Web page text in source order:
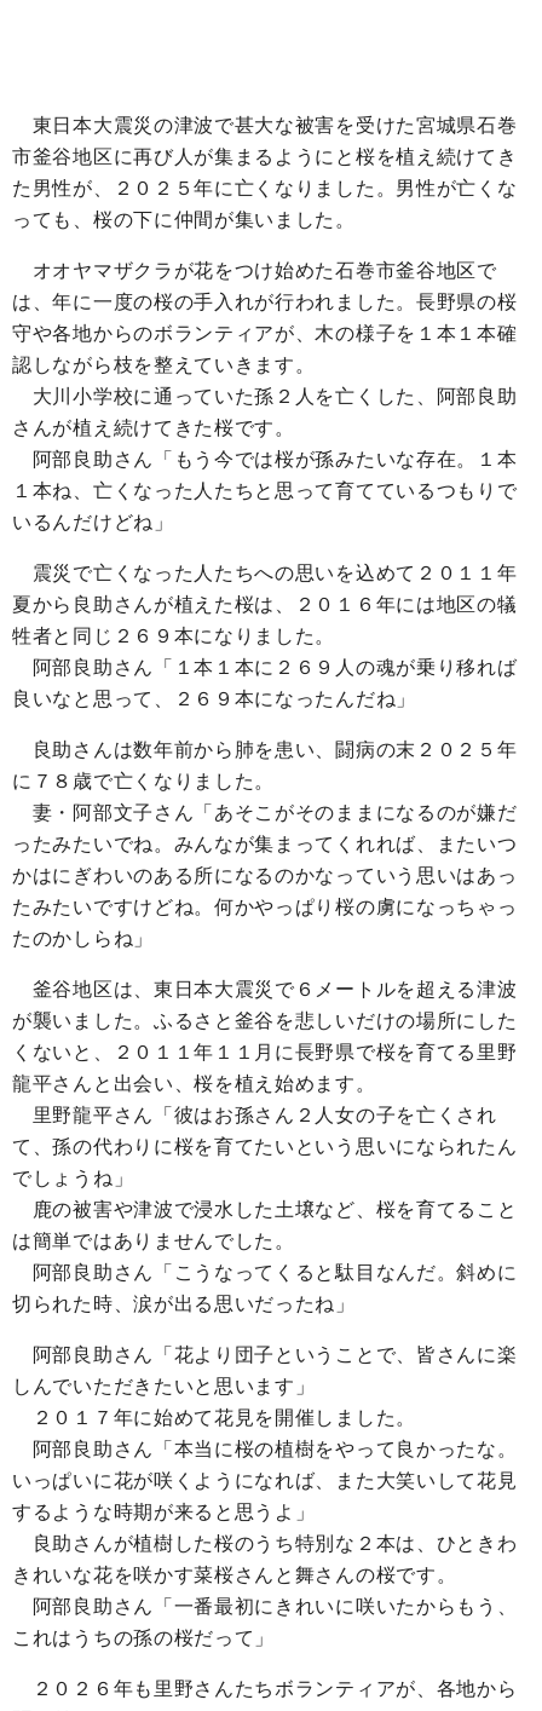
東日本大震災の津波で甚大な被害を受けた宮城県石巻
市釜谷地区に再び人が集まるようにと桜を植え続けてき
た男性が、２０２５年に亡くなりました。男性が亡くな
っても、桜の下に仲間が集いました。
オオヤマザクラが花をつけ始めた石巻市釜谷地区で
は、年に一度の桜の手入れが行われました。長野県の桜
守や各地からのボランティアが、木の様子を１本１本確
認しながら枝を整えていきます。
大川小学校に通っていた孫２人を亡くした、阿部良助
さんが植え続けてきた桜です。
阿部良助さん「もう今では桜が孫みたいな存在。１本
１本ね、亡くなった人たちと思って育てているつもりで
いるんだけどね」
震災で亡くなった人たちへの思いを込めて２０１１年
夏から良助さんが植えた桜は、２０１６年には地区の犠
牲者と同じ２６９本になりました。
阿部良助さん「１本１本に２６９人の魂が乗り移れば
良いなと思って、２６９本になったんだね」
良助さんは数年前から肺を患い、闘病の末２０２５年
に７８歳で亡くなりました。
妻・阿部文子さん「あそこがそのままになるのが嫌だ
ったみたいでね。みんなが集まってくれれば、またいつ
かはにぎわいのある所になるのかなっていう思いはあっ
たみたいですけどね。何かやっぱり桜の虜になっちゃっ
たのかしらね」
釜谷地区は、東日本大震災で６メートルを超える津波
が襲いました。ふるさと釜谷を悲しいだけの場所にした
くないと、２０１１年１１月に長野県で桜を育てる里野
龍平さんと出会い、桜を植え始めます。
里野龍平さん「彼はお孫さん２人女の子を亡くされ
て、孫の代わりに桜を育てたいという思いになられたん
でしょうね」
鹿の被害や津波で浸水した土壌など、桜を育てること
は簡単ではありませんでした。
阿部良助さん「こうなってくると駄目なんだ。斜めに
切られた時、涙が出る思いだったね」
阿部良助さん「花より団子ということで、皆さんに楽
しんでいただきたいと思います」
２０１７年に始めて花見を開催しました。
阿部良助さん「本当に桜の植樹をやって良かったな。
いっぱいに花が咲くようになれば、また大笑いして花見
するような時期が来ると思うよ」
良助さんが植樹した桜のうち特別な２本は、ひときわ
きれいな花を咲かす菜桜さんと舞さんの桜です。
阿部良助さん「一番最初にきれいに咲いたからもう、
これはうちの孫の桜だって」
２０２６年も里野さんたちボランティアが、各地から